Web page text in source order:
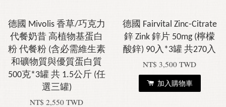
德國 Mivolis 香草/巧克力
代餐奶昔 高植物基蛋白
粉 代餐粉 (含必需維生素
和礦物質與優質蛋白質
500克*3罐 共 1.5公斤 (任
選三罐)
NT$ 2,550 TWD
德國 Fairvital Zinc-Citrate
鋅 Zink 鋅片 50mg (檸檬
酸鋅) 90入*3罐 共270入
NT$ 3,500 TWD
加入購物車